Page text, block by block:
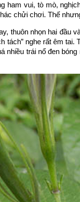
ham vui, tò mò,
chửi chơi. Thế
thuôn nhọn hai đầu
tách” nghe rất êm
nhiều trái nổ đen